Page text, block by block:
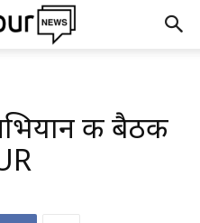
की बैठक